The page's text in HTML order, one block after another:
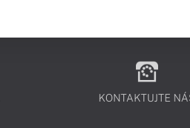
KONTAKTUJTE